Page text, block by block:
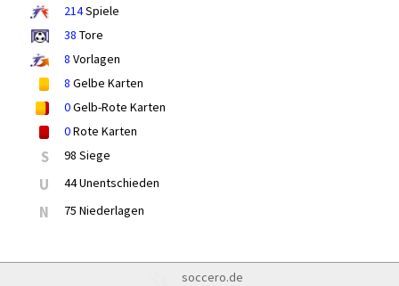
214Spiele
38 Tore
8 Vorlagen
8 Gelbe Karten
0Gelb-Rote Karten
0Rote Karten
S 98 Siege
U 44 Unentschieden
N 75 Niederlagen
soccero.de